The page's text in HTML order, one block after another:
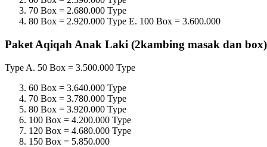
70 Box = 2.680.000 Type
80 Box = 2.920.000 Type E. 100 Box = 3.600.000
Paket Aqiqah Anak Laki (2kambing masak dan box)
Type A. 50 Box = 3.500.000 Type
60 Box = 3.640.000 Type
70 Box = 3.780.000 Type
80 Box = 3.920.000 Type
100 Box = 4.200.000 Type
120 Box = 4.680.000 Type
150 Box = 5.850.000